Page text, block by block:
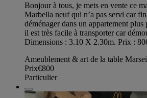
Bonjour à tous, je mets en vente ce
Marbella neuf qui n’a pas servi car
déménager dans un appartement
il est très facile à transporter car
Dimensions : 3.10 X 2.30m. Prix :
Ameublement & art de la table
Prix€800
Particulier